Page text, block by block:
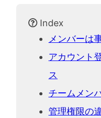
Index
メンバーは
アカウント
ス
チームメン
管理権限の